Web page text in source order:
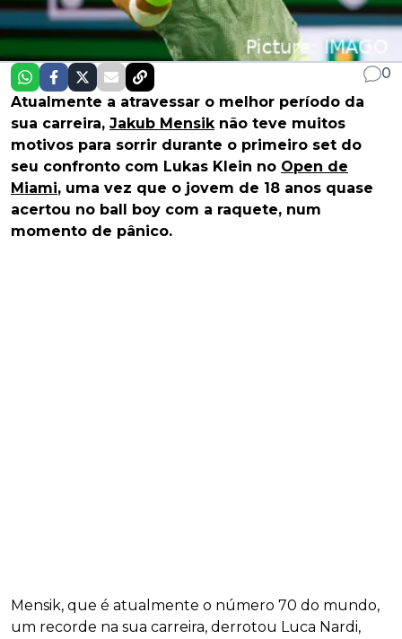
0
Atualmente a atravessar o melhor período da
sua carreira, Jakub Mensiknão teve muitos
motivos para sorrir durante o primeiro set do
seu confronto com Lukas Klein no Open de
Miami, uma vez que o jovem de 18 anos quase
acertou no ball boy com a raquete, num
momento de pânico.
Mensik, que é atualmente o número 70 do mundo,
um recorde na sua carreira, derrotou Luca Nardi,